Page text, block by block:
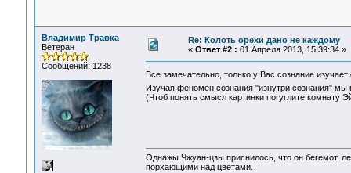
Владимир Травка
Ветеран
Сообщений: 1238
Re: Колоть орехи дано не каждому
« Ответ #2 : 01 Апреля 2013, 15:39:34 »
Все замечательно, только у Вас сознание
Изучая феномен сознания "изнутри сознания"
(Чтоб понять смысл картинки погуглите комнату
Однажы Чжуан-цзы приснилось, что он бегемот,
порхающими над цветами.